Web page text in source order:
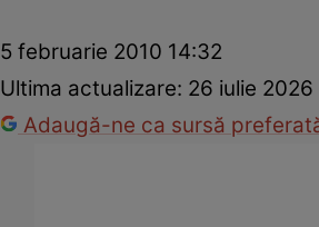
5 februarie 2010 14:32
Ultima actualizare: 26 iulie 2026
Adaugă-ne ca sursă